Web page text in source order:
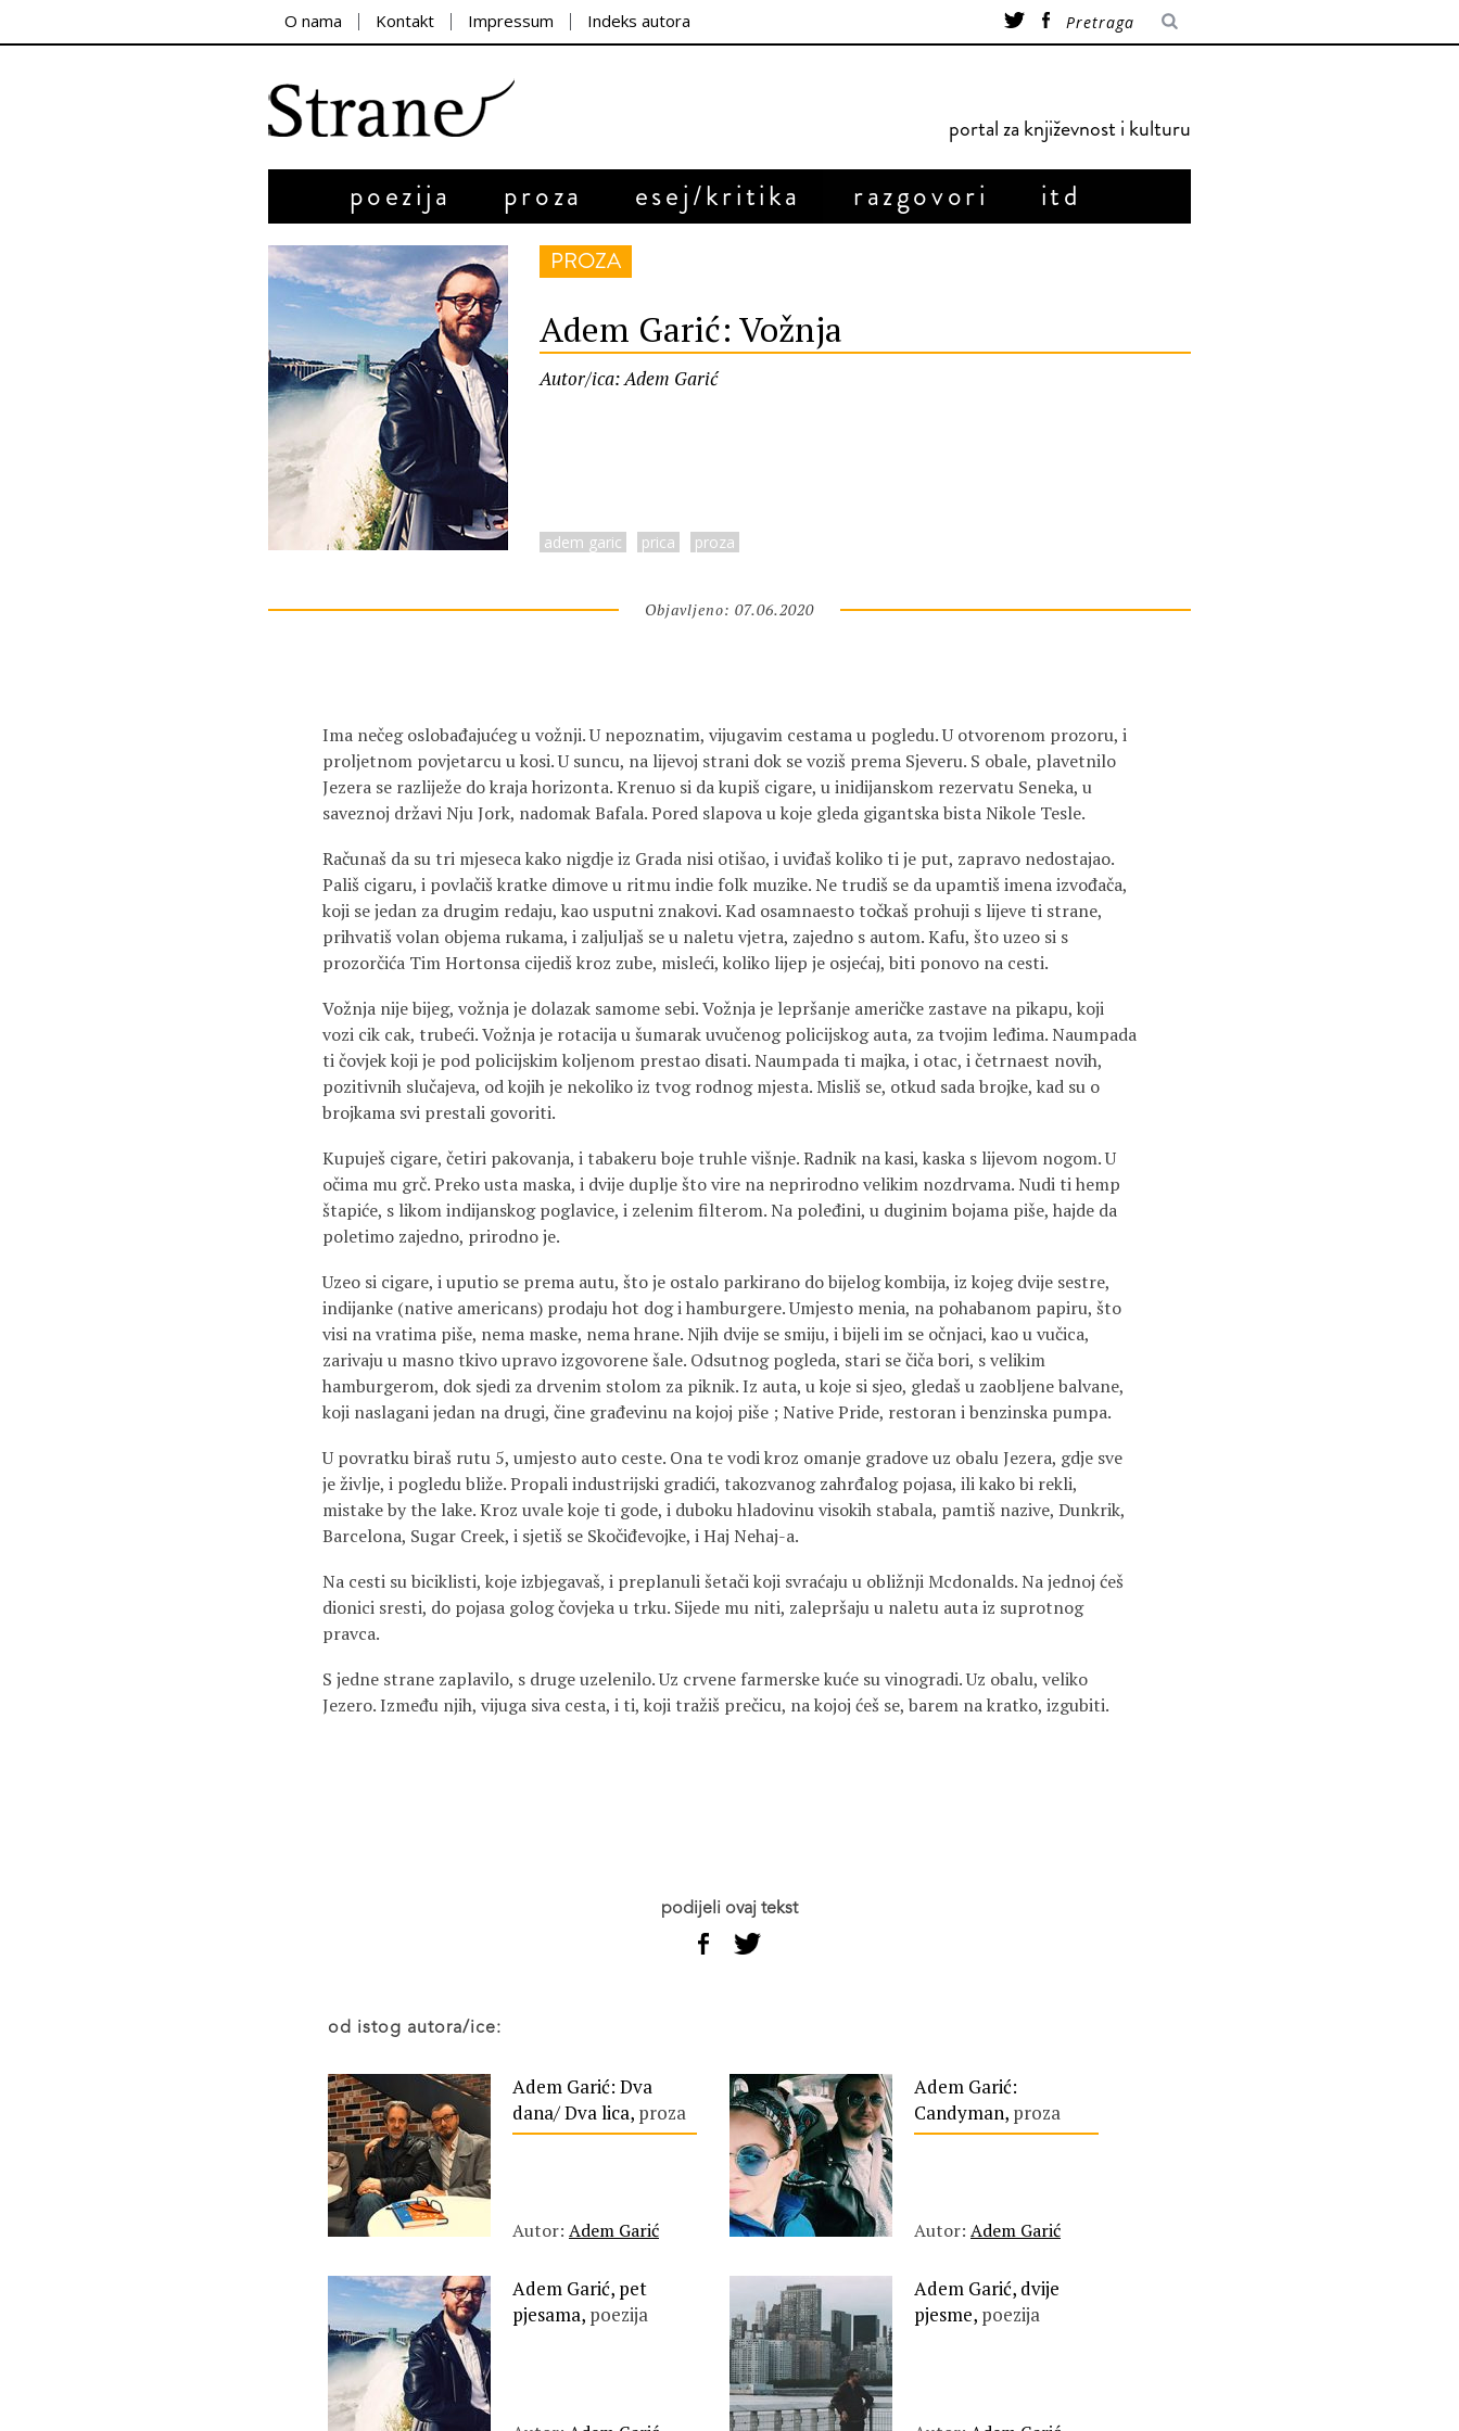
O nama Kontakt Impressum Indeks autora
portal za književnost i kulturu
poezija proza esej/kritika razgovori itd
PROZA
Adem Garić: Vožnja
Autor/ica: Adem Garić
adem garic prica proza
Objavljeno: 07.06.2020
Ima nečeg oslobađajućeg u vožnji. U nepoznatim, vijugavim cestama u pogledu. U otvorenom prozoru, i
proljetnom povjetarcu u kosi. U suncu, na lijevoj strani dok se voziš prema Sjeveru. S obale, plavetnilo
Jezera se razliježe do kraja horizonta. Krenuo si da kupiš cigare, u inidijanskom rezervatu Seneka, u
saveznoj državi Nju Jork, nadomak Bafala. Pored slapova u koje gleda gigantska bista Nikole Tesle.
Računaš da su tri mjeseca kako nigdje iz Grada nisi otišao, i uviđaš koliko ti je put, zapravo nedostajao.
Pališ cigaru, i povlačiš kratke dimove u ritmu indie folk muzike. Ne trudiš se da upamtiš imena izvođača,
koji se jedan za drugim redaju, kao usputni znakovi. Kad osamnaesto točkaš prohuji s lijeve ti strane,
prihvatiš volan objema rukama, i zaljuljaš se u naletu vjetra, zajedno s autom. Kafu, što uzeo si s
prozorčića Tim Hortonsa cijediš kroz zube, misleći, koliko lijep je osjećaj, biti ponovo na cesti.
Vožnja nije bijeg, vožnja je dolazak samome sebi. Vožnja je lepršanje američke zastave na pikapu, koji
vozi cik cak, trubeći. Vožnja je rotacija u šumarak uvučenog policijskog auta, za tvojim leđima. Naumpada
ti čovjek koji je pod policijskim koljenom prestao disati. Naumpada ti majka, i otac, i četrnaest novih,
pozitivnih slučajeva, od kojih je nekoliko iz tvog rodnog mjesta. Misliš se, otkud sada brojke, kad su o
brojkama svi prestali govoriti.
Kupuješ cigare, četiri pakovanja, i tabakeru boje truhle višnje. Radnik na kasi, kaska s lijevom nogom. U
očima mu grč. Preko usta maska, i dvije duplje što vire na neprirodno velikim nozdrvama. Nudi ti hemp
štapiće, s likom indijanskog poglavice, i zelenim filterom. Na poleđini, u duginim bojama piše, hajde da
poletimo zajedno, prirodno je.
Uzeo si cigare, i uputio se prema autu, što je ostalo parkirano do bijelog kombija, iz kojeg dvije sestre,
indijanke (native americans) prodaju hot dog i hamburgere. Umjesto menia, na pohabanom papiru, što
visi na vratima piše, nema maske, nema hrane. Njih dvije se smiju, i bijeli im se očnjaci, kao u vučica,
zarivaju u masno tkivo upravo izgovorene šale. Odsutnog pogleda, stari se čiča bori, s velikim
hamburgerom, dok sjedi za drvenim stolom za piknik. Iz auta, u koje si sjeo, gledaš u zaobljene balvane,
koji naslagani jedan na drugi, čine građevinu na kojoj piše ; Native Pride, restoran i benzinska pumpa.
U povratku biraš rutu 5, umjesto auto ceste. Ona te vodi kroz omanje gradove uz obalu Jezera, gdje sve
je življe, i pogledu bliže. Propali industrijski gradići, takozvanog zahrđalog pojasa, ili kako bi rekli,
mistake by the lake. Kroz uvale koje ti gode, i duboku hladovinu visokih stabala, pamtiš nazive, Dunkrik,
Barcelona, Sugar Creek, i sjetiš se Skočiđevojke, i Haj Nehaj-a.
Na cesti su biciklisti, koje izbjegavaš, i preplanuli šetači koji svraćaju u obližnji Mcdonalds. Na jednoj ćeš
dionici sresti, do pojasa golog čovjeka u trku. Sijede mu niti, zalepršaju u naletu auta iz suprotnog
pravca.
S jedne strane zaplavilo, s druge uzelenilo. Uz crvene farmerske kuće su vinogradi. Uz obalu, veliko
Jezero. Između njih, vijuga siva cesta, i ti, koji tražiš prečicu, na kojoj ćeš se, barem na kratko, izgubiti.
podijeli ovaj tekst
od istog autora/ice:
Adem Garić: Dva
dana/ Dva lica, proza
Autor: Adem Garić
Adem Garić:
Candyman, proza
Autor: Adem Garić
Adem Garić, pet
pjesama, poezija
Adem Garić, dvije
pjesme, poezija